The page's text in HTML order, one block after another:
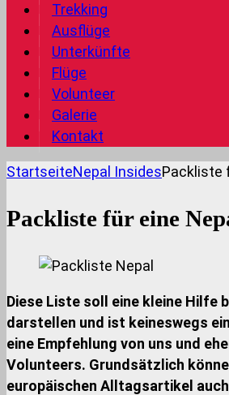
Trekking
Ausflüge
Unterkünfte
Flüge
Volunteer
Galerie
Kontakt
StartseiteNepal InsidesPackliste
Packliste für eine
Diese Liste soll eine kleine Hilfe
darstellen und ist keineswegs
eine Empfehlung von uns und
Volunteers. Grundsätzlich
europäischen Alltagsartikel